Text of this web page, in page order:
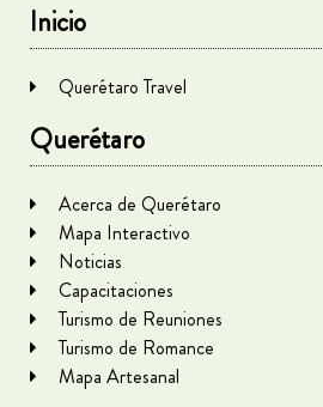
Inicio
Querétaro Travel
Querétaro
Acerca de Querétaro
Mapa Interactivo
Noticias
Capacitaciones
Turismo de Reuniones
Turismo de Romance
Mapa Artesanal